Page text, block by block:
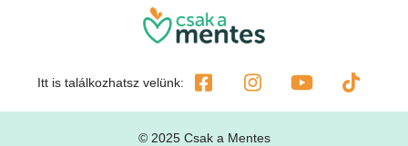
Itt is találkozhatsz velünk:
© 2025 Csak a Mentes